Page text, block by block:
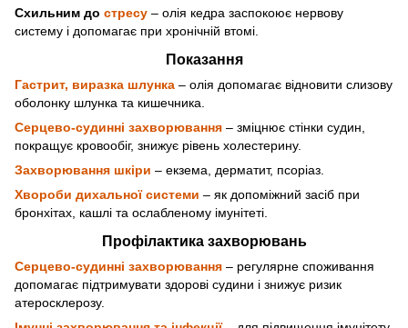
Схильним до стресу – олія кедра заспокоює нервову
систему і допомагає при хронічній втомі.
Показання
Гастрит, виразка шлунка – олія допомагає відновити слизову
оболонку шлунка та кишечника.
Серцево-судинні захворювання – зміцнює стінки судин,
покращує кровообіг, знижує рівень холестерину.
Захворювання шкіри – екзема, дерматит, псоріаз.
Хвороби дихальної системи – як допоміжний засіб при
бронхітах, кашлі та ослабленому імунітеті.
Профілактика захворювань
Серцево-судинні захворювання – регулярне споживання
допомагає підтримувати здорові судини і знижує ризик
атеросклерозу.